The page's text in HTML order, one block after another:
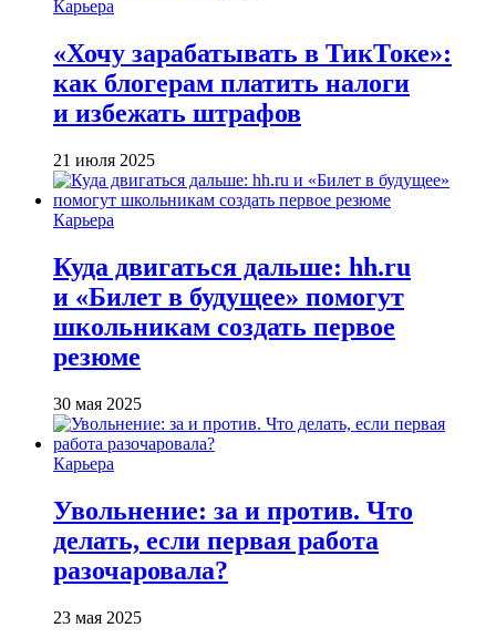
Карьера
«Хочу зарабатывать в ТикТоке»:
как блогерам платить налоги
и избежать штрафов
21 июля 2025
Карьера
Куда двигаться дальше: hh.ru
и «Билет в будущее» помогут
школьникам создать первое
резюме
30 мая 2025
Карьера
Увольнение: за и против. Что
делать, если первая работа
разочаровала?
23 мая 2025